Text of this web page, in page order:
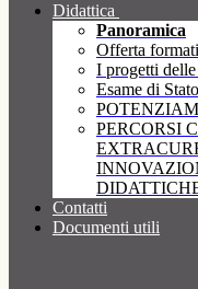
Didattica
Panoramica
Offerta
I progetti delle
Esame di Stato
PERCORSI
Contatti
Documenti utili